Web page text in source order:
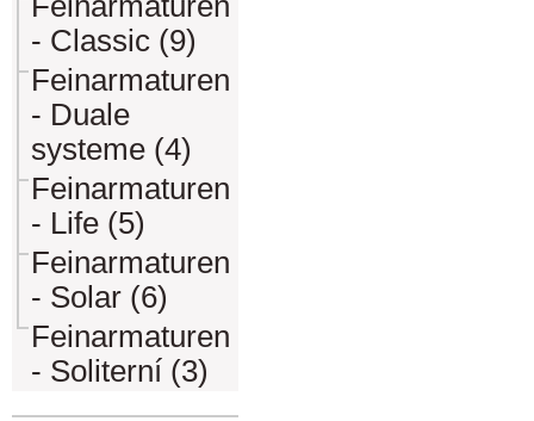
- Classic (9)
Feinarmaturen
- Duale
systeme (4)
Feinarmaturen
- Life (5)
Feinarmaturen
- Solar (6)
Feinarmaturen
- Soliterní (3)